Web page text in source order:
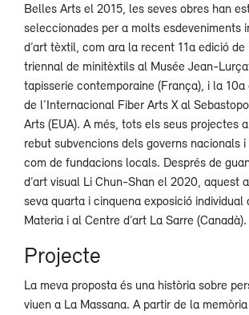
Belles Arts el 2015, les seves obres han
seleccionades per a molts esdeveniments
d’art tèxtil, com ara la recent 11a edició de
triennal de minitèxtils al Musée Jean-
tapisserie contemporaine (França), i la 10a
de l’Internacional Fiber Arts X al
Arts (EUA). A més, tots els seus projectes
rebut subvencions dels governs nacionals
com de fundacions locals. Després de
d’art visual Li Chun-Shan el 2020, aquest
seva quarta i cinquena exposició individual
Materia i al Centre d’art La Sarre (Canadà).
Projecte
La meva proposta és una història sobre
viuen a La Massana. A partir de la